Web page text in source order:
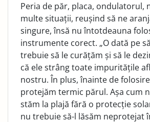
Peria de păr, placa, ondulatorul,
multe si­tuații, reușind să ne
singure, însă nu întot­deauna
instrumente corect. „O dată pe
trebuie să le curățăm și să le
că ele strâng toate impuritățile
nostru. În plus, înainte de
protejăm termic părul. Așa cum
stăm la plajă fără o protec­ție
nu trebuie să-l lăsăm neprotejat